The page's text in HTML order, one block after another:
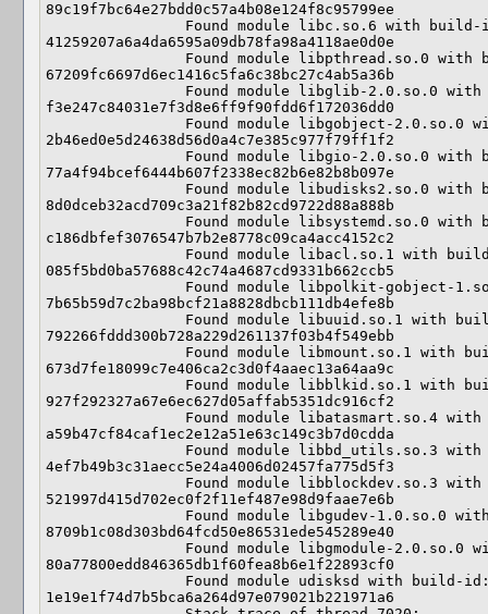
89c19f7bc64e27bdd0c57a4b08e124f8c95799ee
41259207a6a4da6595a09db78fa98a4118ae0d0e
67209fc6697d6ec1416c5fa6c38bc27c4ab5a36b
f3e247c84031e7f3d8e6ff9f90fdd6f172036dd0
2b46ed0e5d24638d56d0a4c7e385c977f79ff1f2
77a4f94bcef6444b607f2338ec82b6e82b8b097e
8d0dceb32acd709c3a21f82b82cd9722d88a888b
c186dbfef3076547b7b2e8778c09ca4acc4152c2
085f5bd0ba57688c42c74a4687cd9331b662ccb5
7b65b59d7c2ba98bcf21a8828dbcb111db4efe8b
792266fddd300b728a229d261137f03b4f549ebb
673d7fe18099c7e406ca2c3d0f4aaec13a64aa9c
927f292327a67e6ec627d05affab5351dc916cf2
a59b47cf84caf1ec2e12a51e63c149c3b7d0cdda
4ef7b49b3c31aecc5e24a4006d02457fa775d5f3
521997d415d702ec0f2f11ef487e98d9faae7e6b
8709b1c08d303bd64fcd50e86531ede545289e40
80a77800edd846365db1f60fea8b6e1f22893cf0
1e19e1f74d7b5bca6a264d97e079021b221971a6